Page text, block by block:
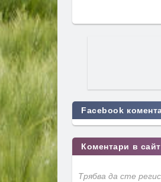
Facebook
Коментари в
Трябва да сте